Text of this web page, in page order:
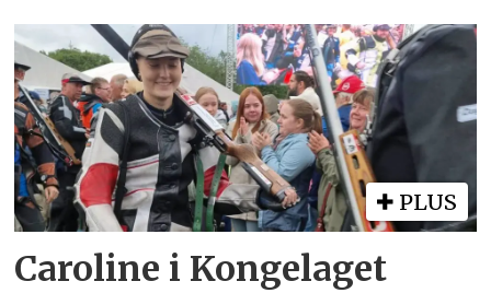
PLUS
Caroline i Kongelaget